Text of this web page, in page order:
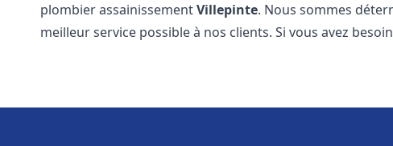
plombier assainissementVillepinte. Nous sommes
meilleur service possible à nos clients. Si vous avez